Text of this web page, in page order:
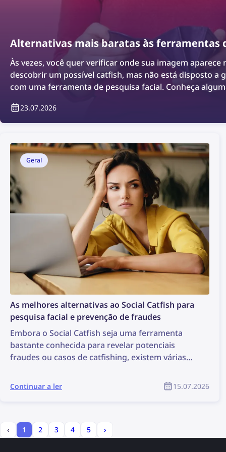
Alternativas mais baratas às ferramentas
Às vezes, você quer verificar onde sua imagem aparece
descobrir um possível catfish, mas não está disposto a
com uma ferramenta de pesquisa facial. Conheça
23.07.2026
Geral
As melhores alternativas ao Social Catfish para
pesquisa facial e prevenção de fraudes
Embora o Social Catfish seja uma ferramenta
bastante conhecida para revelar potenciais
fraudes ou casos de catfishing, existem várias
Conheça as melhores alternativas ao Social
Catfish para pesquisa facial e prevenção de
Continuar a ler 15.07.2026
‹ 1 2 3 4 5 ›